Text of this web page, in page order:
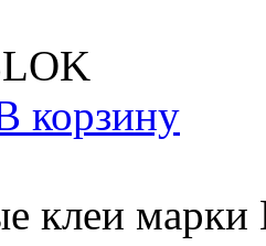
корзину
клеи